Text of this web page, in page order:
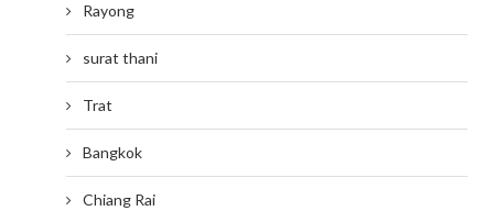
Rayong
surat thani
Trat
Bangkok
Chiang Rai